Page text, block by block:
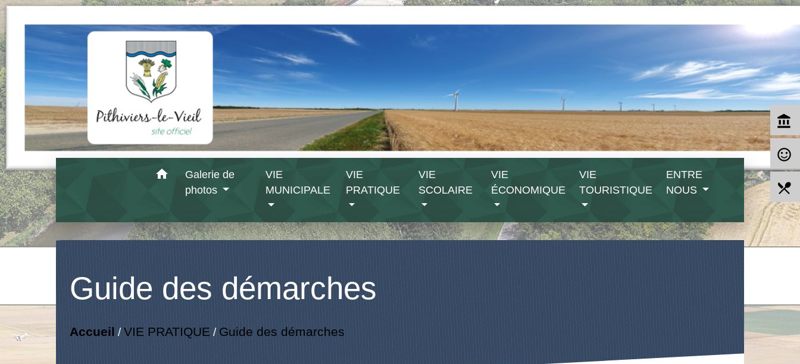
home
Galerie de
photos
VIE
MUNICIPALE
VIE
PRATIQUE
VIE
SCOLAIRE
VIE
ÉCONOMIQUE
VIE
TOURISTIQUE
ENTRE
NOUS
Guide des démarches
Accueil /VIE PRATIQUE/ Guide des démarches
account_balance
sentiment_satisfied_alt
local_dining